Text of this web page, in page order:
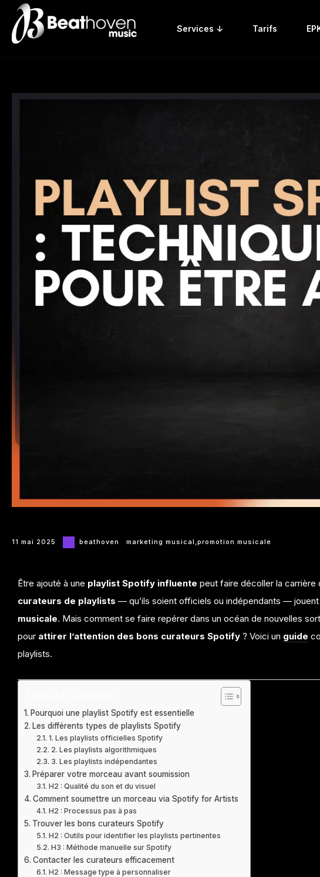
Services ↓ Tarifs
11 mai 2025 beathoven marketing musical promotion musicale
Être ajouté à une playlist Spotify influente peut faire décoller la carrière
curateurs de playlists — qu’ils soient officiels ou indépendants — jouent
musicale. Mais comment se faire repérer dans un océan de nouvelles
pour attirer l’attention des bons curateurs Spotify ? Voici un guide
playlists.
Pourquoi une playlist Spotify est essentielle
Les différents types de playlists Spotify
1. Les playlists officielles Spotify
2. Les playlists algorithmiques
3. Les playlists indépendantes
Préparer votre morceau avant soumission
H2 : Qualité du son et du visuel
Comment soumettre un morceau via Spotify for Artists
H2 : Processus pas à pas
Trouver les bons curateurs Spotify
H2 : Outils pour identifier les playlists pertinentes
H3 : Méthode manuelle sur Spotify
Contacter les curateurs efficacement
H2 : Message type à personnaliser